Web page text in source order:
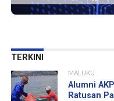
TERKINI
MALUKU
Alumni
Ratusan